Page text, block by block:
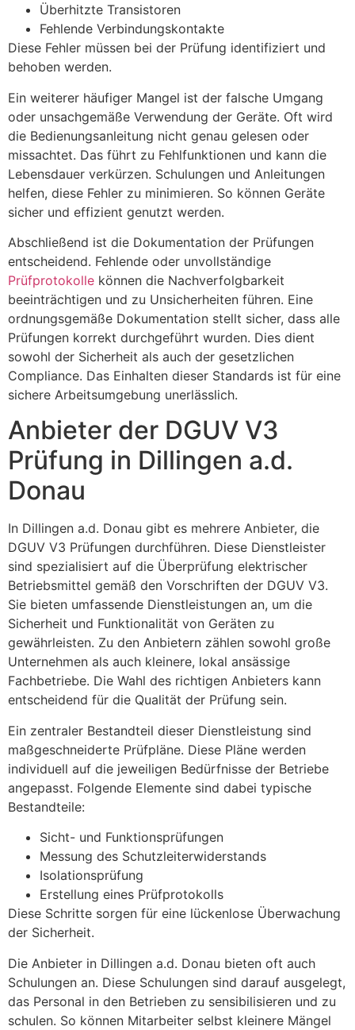
Überhitzte Transistoren
Fehlende Verbindungskontakte
Diese Fehler müssen bei der Prüfung identifiziert und
behoben werden.
Ein weiterer häufiger Mangel ist der falsche Umgang
oder unsachgemäße Verwendung der Geräte. Oft wird
die Bedienungsanleitung nicht genau gelesen oder
missachtet. Das führt zu Fehlfunktionen und kann die
Lebensdauer verkürzen. Schulungen und Anleitungen
helfen, diese Fehler zu minimieren. So können Geräte
sicher und effizient genutzt werden.
Abschließend ist die Dokumentation der Prüfungen
entscheidend. Fehlende oder unvollständige
Prüfprotokolle können die Nachverfolgbarkeit
beeinträchtigen und zu Unsicherheiten führen. Eine
ordnungsgemäße Dokumentation stellt sicher, dass alle
Prüfungen korrekt durchgeführt wurden. Dies dient
sowohl der Sicherheit als auch der gesetzlichen
Compliance. Das Einhalten dieser Standards ist für eine
sichere Arbeitsumgebung unerlässlich.
Anbieter der DGUV V3
Prüfung in Dillingen a.d.
Donau
In Dillingen a.d. Donau gibt es mehrere Anbieter, die
DGUV V3 Prüfungen durchführen. Diese Dienstleister
sind spezialisiert auf die Überprüfung elektrischer
Betriebsmittel gemäß den Vorschriften der DGUV V3.
Sie bieten umfassende Dienstleistungen an, um die
Sicherheit und Funktionalität von Geräten zu
gewährleisten. Zu den Anbietern zählen sowohl große
Unternehmen als auch kleinere, lokal ansässige
Fachbetriebe. Die Wahl des richtigen Anbieters kann
entscheidend für die Qualität der Prüfung sein.
Ein zentraler Bestandteil dieser Dienstleistung sind
maßgeschneiderte Prüfpläne. Diese Pläne werden
individuell auf die jeweiligen Bedürfnisse der Betriebe
angepasst. Folgende Elemente sind dabei typische
Bestandteile:
Sicht- und Funktionsprüfungen
Messung des Schutzleiterwiderstands
Isolationsprüfung
Erstellung eines Prüfprotokolls
Diese Schritte sorgen für eine lückenlose Überwachung
der Sicherheit.
Die Anbieter in Dillingen a.d. Donau bieten oft auch
Schulungen an. Diese Schulungen sind darauf ausgelegt,
das Personal in den Betrieben zu sensibilisieren und zu
schulen. So können Mitarbeiter selbst kleinere Mängel